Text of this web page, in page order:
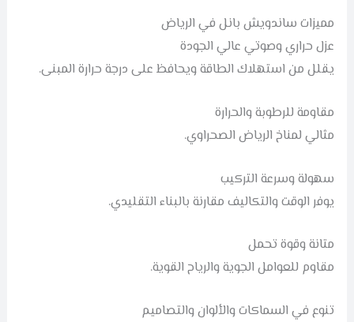
مميزات ساندويش بانل في الرياض
عزل حراري وصوتي عالي الجودة
يقلل من استهلاك الطاقة ويحافظ على درجة حرارة المبنى.
مقاومة للرطوبة والحرارة
مثالي لمناخ الرياض الصحراوي.
سهولة وسرعة التركيب
يوفر الوقت والتكاليف مقارنة بالبناء التقليدي.
متانة وقوة تحمل
مقاوم للعوامل الجوية والرياح القوية.
تنوع في السماكات والألوان والتصاميم